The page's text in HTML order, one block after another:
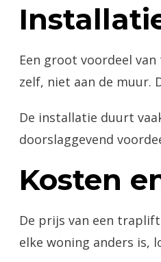
Een groot voordeel
zelf, niet aan de muur.
De installatie duurt
doorslaggevend
Kosten
De prijs van een
elke woning anders is,